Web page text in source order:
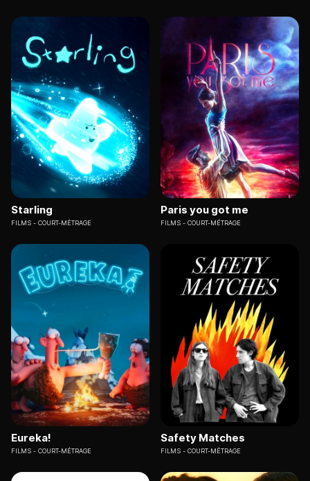
Starling
FILMS COURT-MÉTRAGE
Paris you got me
FILMS COURT-MÉTRAGE
Eureka!
FILMS COURT-MÉTRAGE
Safety Matches
FILMS COURT-MÉTRAGE